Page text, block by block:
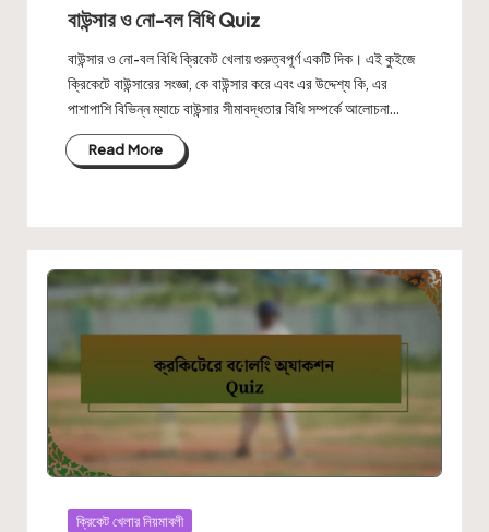
বাউন্সার ও নো-বল বিধি Quiz
বাউন্সার ও নো-বল বিধি ক্রিকেট খেলায় গুরুত্বপূর্ণ একটি দিক। এই কুইজে
ক্রিকেটে বাউন্সারের সংজ্ঞা, কে বাউন্সার করে এবং এর উদ্দেশ্য কি, এর
পাশাপাশি বিভিন্ন ম্যাচে বাউন্সার সীমাবদ্ধতার বিধি সম্পর্কে আলোচনা…
Read More
Posted
ক্রিকেট খেলার নিয়মাবলী